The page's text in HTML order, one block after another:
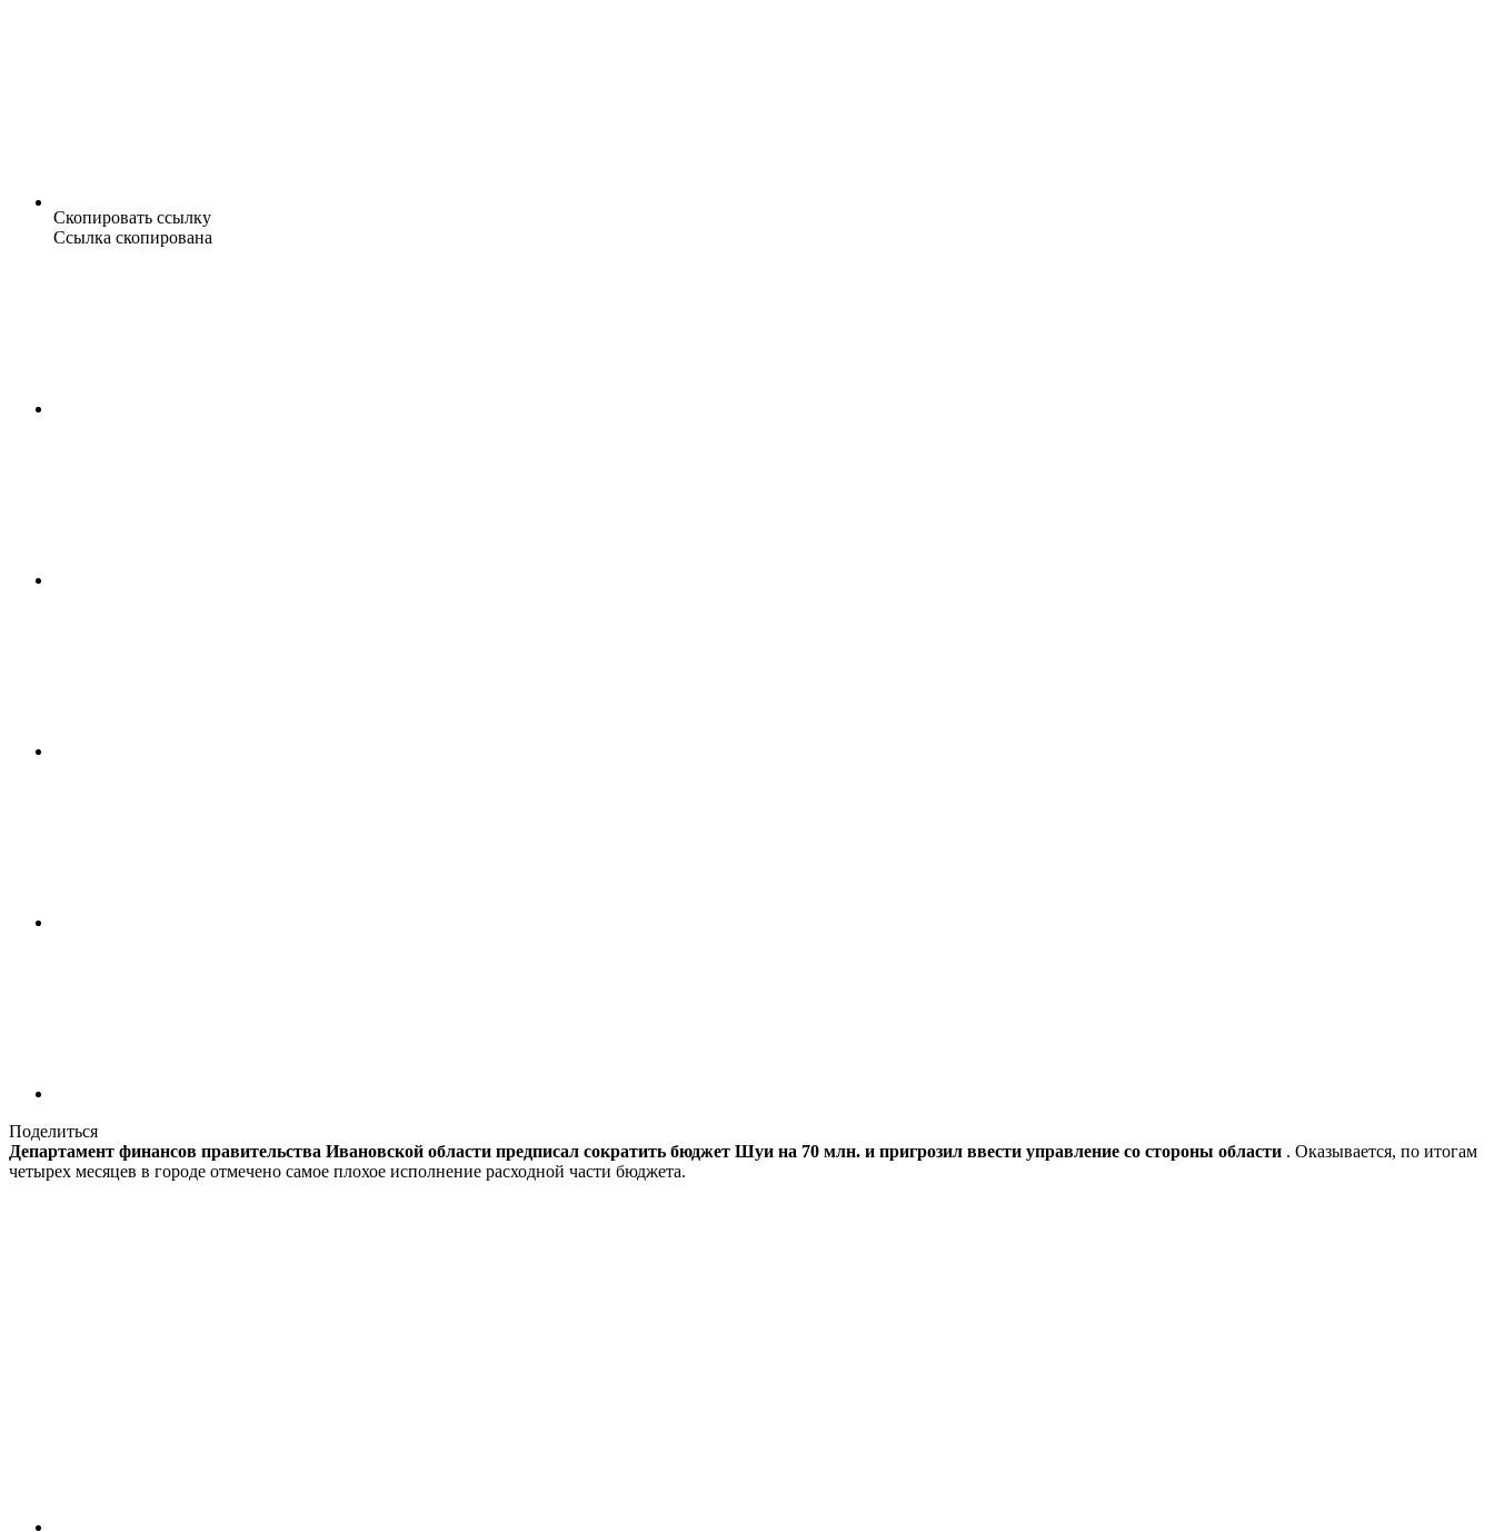
Скопировать ссылку
Ссылка скопирована
Поделиться
Департамент финансов правительства Ивановской области предписал сократить бюджет Шуи на 70 млн. и пригрозил ввести управление со стороны области . Оказывается, по итогам
четырех месяцев в городе отмечено самое плохое исполнение расходной части бюджета.